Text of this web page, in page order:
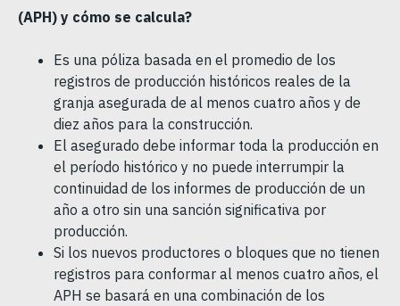
(APH) y cómo se calcula?
Es una póliza basada en el promedio de los
registros de producción históricos reales de la
granja asegurada de al menos cuatro años y de
diez años para la construcción.
El asegurado debe informar toda la producción en
el período histórico y no puede interrumpir la
continuidad de los informes de producción de un
año a otro sin una sanción significativa por
producción.
Si los nuevos productores o bloques que no tienen
registros para conformar al menos cuatro años, el
APH se basará en una combinación de los